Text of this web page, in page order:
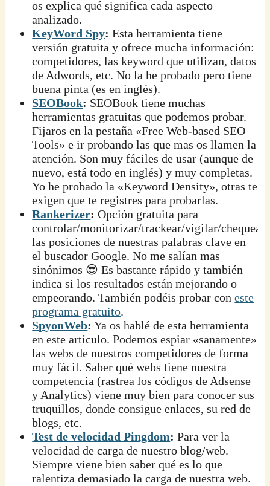
os explica qué significa cada aspecto
analizado.
KeyWord Spy: Esta herramienta tiene
versión gratuita y ofrece mucha información:
competidores, las keyword que utilizan, datos
de Adwords, etc. No la he probado pero tiene
buena pinta (es en inglés).
SEOBook: SEOBook tiene muchas
herramientas gratuitas que podemos probar.
Fijaros en la pestaña «Free Web-based SEO
Tools» e ir probando las que mas os llamen la
atención. Son muy fáciles de usar (aunque de
nuevo, está todo en inglés) y muy completas.
Yo he probado la «Keyword Density», otras te
exigen que te registres para probarlas.
Rankerizer: Opción gratuita para
controlar/monitorizar/trackear/vigilar/
las posiciones de nuestras palabras clave en
el buscador Google. No me salían mas
sinónimos 😎 Es bastante rápido y también
indica si los resultados están mejorando o
empeorando. También podéis probar coneste
programa gratuito.
SpyonWeb: Ya os hablé de esta herramienta
en este artículo. Podemos espiar «sanamente»
las webs de nuestros competidores de forma
muy fácil. Saber qué webs tiene nuestra
competencia (rastrea los códigos de Adsense
y Analytics) viene muy bien para conocer sus
truquillos, donde consigue enlaces, su red de
blogs, etc.
Test de velocidad Pingdom: Para ver la
velocidad de carga de nuestro blog/web.
Siempre viene bien saber qué es lo que
ralentiza demasiado la carga de nuestra web.